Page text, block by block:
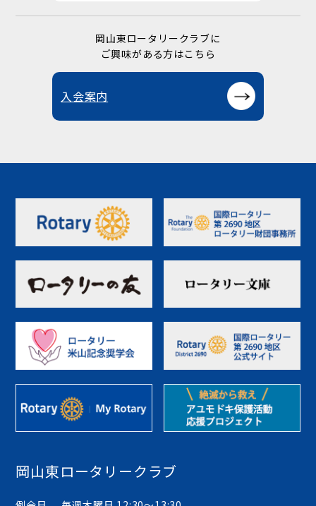
岡山東ロータリークラブに
ご興味がある方はこちら
入会案内
岡山東ロータリークラブ